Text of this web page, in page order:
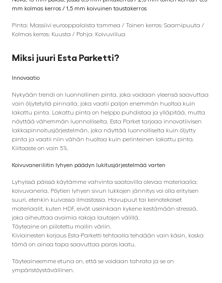
mm kolmas kerros / 1,5 mm koivuinen taustakerros
Pinta: Massiivi eurooppalaista tammea / Toinen kerros: Saarnipuuta /
Kolmas kerros: Kuusta / Pohja: Koivuviilua
Miksi juuri Esta Parketti?
Innovaatio
Nykyään trendi on luonnollinen pinta, joka voidaan yleensä saavuttaa
vain öljytetyllä pinnalla, joka vaatii paljon enemmän huoltoa kuin
lakattu pinta. Lakattu pinta on helppo puhdistaa ja ylläpitää, mutta
näyttää vähemmän luonnolliselta. Esta Parket tarjoaa innovatiivisen
lakkapinnoitusjärjestelmän, joka näyttää luonnolliselta kuin öljytty
pinta ja vaatii niin vähän huoltoa kuin perinteinen lakattu pinta.
Kiiltoaste on vain 5%.
Koivuvaneriliitin lyhyen päädyn lukitusjärjestelmää varten
Lyhyissä päissä käytämme vahvinta saatavilla olevaa materiaalia:
koivuvaneria. Pöytien lyhyen sivun lukkojen jännitys voi olla erityisen
suuri, etenkin kuivassa ilmastossa. Havupuut tai keinotekoiset
materiaalit, kuten HDF, eivät useinkaan kykene kestämään stressiä,
joka aiheuttaa avoimia rakoja lautojen välillä.
Täyteaine on piilotettu mallin väriin.
Kiviainesten korjaus Esta-Parketti tehtaalla tehdään vain käsin, koska
tämä on ainoa tapa saavuttaa paras laatu.
Täyteaineemme etuna on, että se voidaan tahrata ja se on
ympäristöystävällinen.